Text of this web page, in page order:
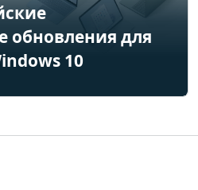
обновления для
10